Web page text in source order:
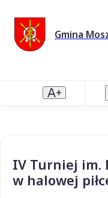
Gmina
IV Turniej im.
w halowej